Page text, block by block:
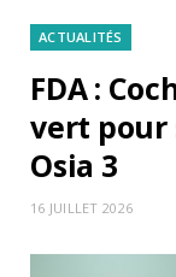
ACTUALITÉS
FDA :
vert pour
Osia 3
16 JUILLET 2026